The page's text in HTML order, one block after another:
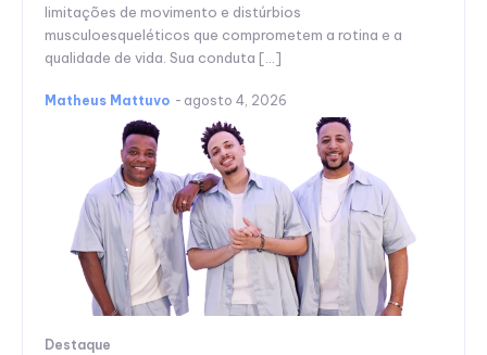
limitações de movimento e distúrbios
musculoesqueléticos que comprometem a rotina e a
qualidade de vida. Sua conduta […]
Matheus Mattuvo - agosto 4, 2026
Destaque